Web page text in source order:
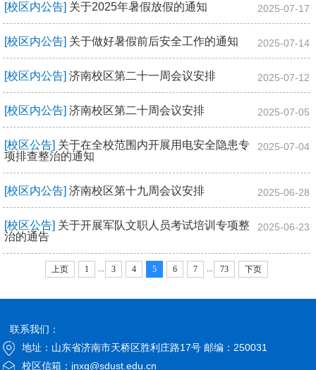
[校区内公告] 关于2025年暑假放假的通知 2025-07-17
[校区内公告] 关于做好暑假前后安全工作的通知 2025-07-14
[校区内公告]济南校区第二十一周会议安排 2025-07-12
[校区内公告]济南校区第二十周会议安排 2025-07-05
[校区公告] 关于在全校范围内开展用电安全隐患专
项排查整治的通知
2025-07-04
[校区内公告]济南校区第十九周会议安排 2025-06-28
[校区公告] 关于开展军队文职人员考试培训专项整
治的通告
2025-06-23
上页 1 ... 3 4 5 6 7 ... 73 下页
联系我们：
地址：山东省济南市天桥区胜利庄路17号 邮编：250031
校区信箱：jnxq@sdust.edu.cn